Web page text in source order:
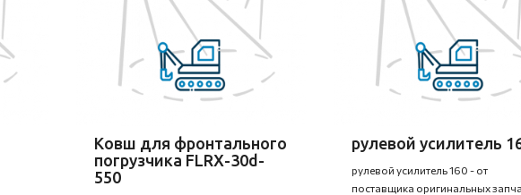
Ковш для фронтального
погрузчика FLRX-30d-
550
рулевой усилитель
рулевой усилитель 160 - от
поставщика оригинальных